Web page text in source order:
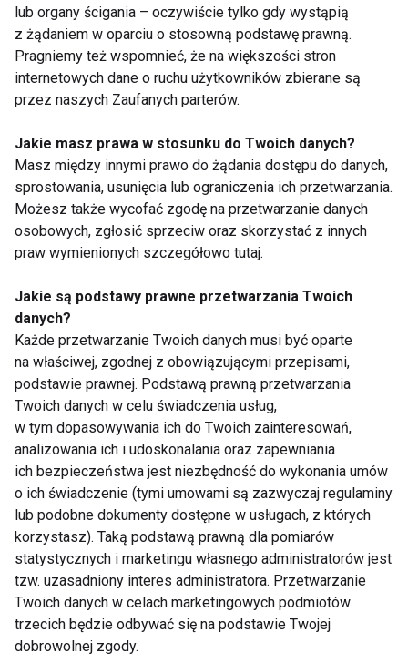
TÜV Rheinland Polska po raz
pierwszy certyfikował siłownię
Od mordowni do klubu
biznesowo-randkowego, czyli
jak zmieniły się polskie siłownie
w XXI wieku?
Polska na szóstym miejscu w
Jak wygląda aktywność
fizyczna w polskich rodzinach?
Rozmawiamy z
reprezentantami Polski na
Eneloop Expedition 2100!
(WYWIAD)
Rozszerzanie diety niemowląt
po polsku
lub organy ścigania – oczywiście tylko gdy wystąpią
z żądaniem w oparciu o stosowną podstawę prawną.
Pragniemy też wspomnieć, że na większości stron
internetowych dane o ruchu użytkowników zbierane są
przez naszych Zaufanych parterów.
Jakie masz prawa w stosunku do Twoich danych?
Masz między innymi prawo do żądania dostępu do danych,
sprostowania, usunięcia lub ograniczenia ich przetwarzania.
Możesz także wycofać zgodę na przetwarzanie danych
osobowych, zgłosić sprzeciw oraz skorzystać z innych
praw wymienionych szczegółowo tutaj.
Jakie są podstawy prawne przetwarzania Twoich
danych?
Każde przetwarzanie Twoich danych musi być oparte
na właściwej, zgodnej z obowiązującymi przepisami,
podstawie prawnej. Podstawą prawną przetwarzania
Twoich danych w celu świadczenia usług,
w tym dopasowywania ich do Twoich zainteresowań,
analizowania ich i udoskonalania oraz zapewniania
ich bezpieczeństwa jest niezbędność do wykonania umów
o ich świadczenie (tymi umowami są zazwyczaj regulaminy
lub podobne dokumenty dostępne w usługach, z których
korzystasz). Taką podstawą prawną dla pomiarów
statystycznych i marketingu własnego administratorów jest
tzw. uzasadniony interes administratora. Przetwarzanie
Twoich danych w celach marketingowych podmiotów
trzecich będzie odbywać się na podstawie Twojej
dobrowolnej zgody.